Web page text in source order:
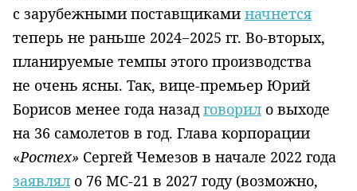
с зарубежными поставщиками начнется
теперь не раньше 2024−2025 гг. Во-вторых,
планируемые темпы этого производства
не очень ясны. Так, вице-премьер Юрий
Борисов менее года назад говорил о выходе
на 36 самолетов в год. Глава корпорации
«Ростех» Сергей Чемезов в начале 2022 года
заявлял о 76 МС-21 в 2027 году (возможно,